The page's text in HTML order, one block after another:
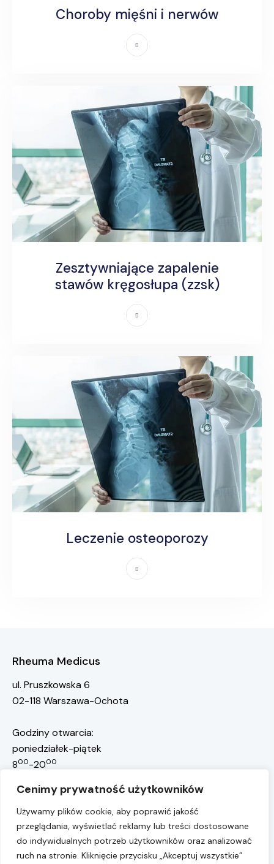
Cenimy prywatność użytkowników
Używamy plików cookie, aby poprawić jakość
przeglądania, wyświetlać reklamy lub treści dostosowane
do indywidualnych potrzeb użytkowników oraz analizować
ruch na stronie. Kliknięcie przycisku „Akceptuj wszystkie”
Choroby mięśni i nerwów
Zesztywniające zapalenie
stawów kręgosłupa (zzsk)
Leczenie osteoporozy
Rheuma Medicus
ul. Pruszkowska 6
02-118 Warszawa-Ochota
Godziny otwarcia:
poniedziałek-piątek
800-2000
rejestracja@rheuma-medicus.pl
Rejestracja pacjentów:668 117 301
Przychodnia:22 10 10 755
Numer konta: